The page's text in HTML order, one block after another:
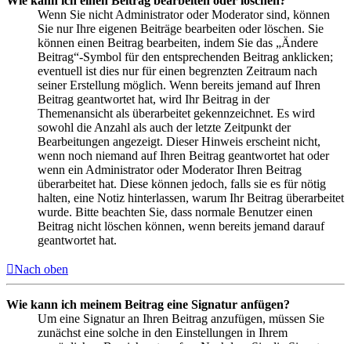
Wenn Sie nicht Administrator oder Moderator sind, können
Sie nur Ihre eigenen Beiträge bearbeiten oder löschen. Sie
können einen Beitrag bearbeiten, indem Sie das „Ändere
Beitrag“-Symbol für den entsprechenden Beitrag anklicken;
eventuell ist dies nur für einen begrenzten Zeitraum nach
seiner Erstellung möglich. Wenn bereits jemand auf Ihren
Beitrag geantwortet hat, wird Ihr Beitrag in der
Themenansicht als überarbeitet gekennzeichnet. Es wird
sowohl die Anzahl als auch der letzte Zeitpunkt der
Bearbeitungen angezeigt. Dieser Hinweis erscheint nicht,
wenn noch niemand auf Ihren Beitrag geantwortet hat oder
wenn ein Administrator oder Moderator Ihren Beitrag
überarbeitet hat. Diese können jedoch, falls sie es für nötig
halten, eine Notiz hinterlassen, warum Ihr Beitrag überarbeitet
wurde. Bitte beachten Sie, dass normale Benutzer einen
Beitrag nicht löschen können, wenn bereits jemand darauf
geantwortet hat.
Nach oben
Wie kann ich meinem Beitrag eine Signatur anfügen?
Um eine Signatur an Ihren Beitrag anzufügen, müssen Sie
zunächst eine solche in den Einstellungen in Ihrem